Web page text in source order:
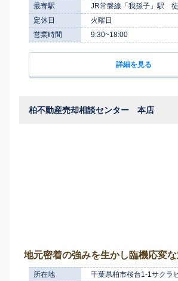
最寄駅
JR常磐線「我孫子」駅
定休日
火曜日
営業時間
9:30~18:00
詳細を見る
柏不動産売却相談センター 本店
地元密着の強みを生かし臨機応変
所在地
千葉県柏市桜台1-1サクラ